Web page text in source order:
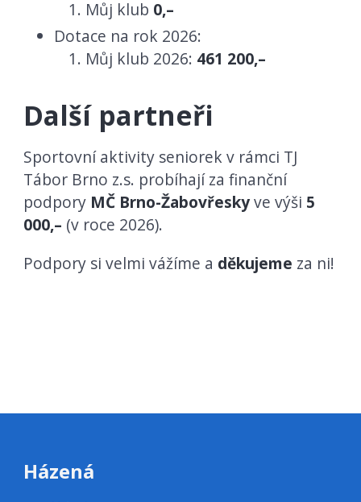
Můj klub 0,–
Dotace na rok 2026:
Můj klub 2026: 461 200,–
Další partneři
Sportovní aktivity seniorek v rámci TJ
Tábor Brno z.s. probíhají za finanční
podpory MČ Brno-Žabovřeskyve výši 5
000,– (v roce 2026).
Podpory si velmi vážíme a děkujeme za ni!
Házená